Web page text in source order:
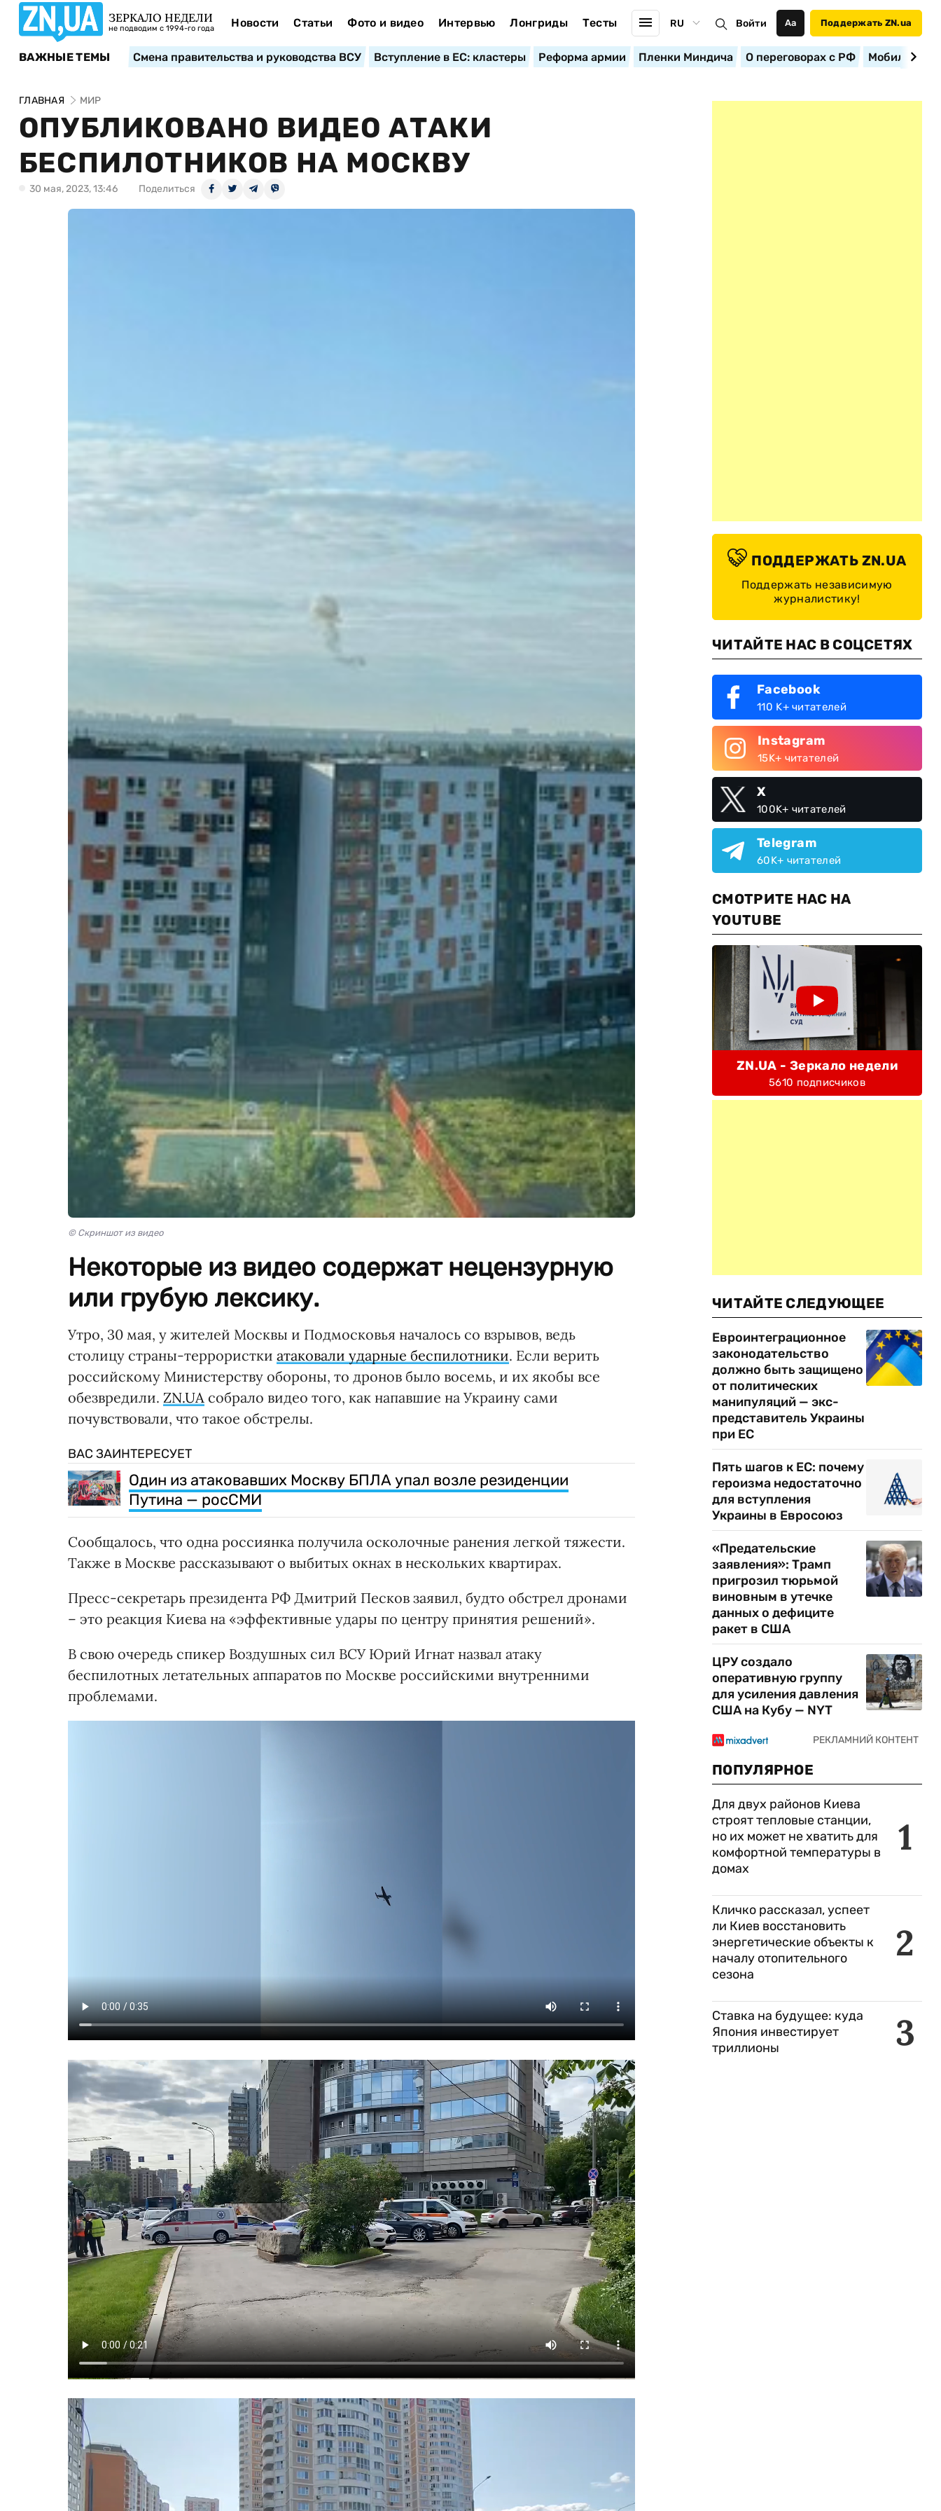
ЗЕРКАЛО НЕДЕЛИ
не подводим с 1994-го года Новости Статьи Фото и видео Интервью Лонгриды Тесты RU Войти Аа Поддержать ZN.ua
ВАЖНЫЕ ТЕМЫ Смена правительства и руководства ВСУ Вступление в ЕС: кластеры Реформа армии Пленки Миндича О переговорах с РФ
ГЛАВНАЯ МИР
ОПУБЛИКОВАНО ВИДЕО АТАКИ
БЕСПИЛОТНИКОВ НА МОСКВУ
30 мая, 2023, 13:46 Поделиться
© Скриншот из видео
Некоторые из видео содержат нецензурную
или грубую лексику.
Утро, 30 мая, у жителей Москвы и Подмосковья началось со взрывов, ведь
столицу страны-террористки атаковали ударные беспилотники. Если верить
российскому Министерству обороны, то дронов было восемь, и их якобы все
обезвредили. ZN.UA собрало видео того, как напавшие на Украину сами
почувствовали, что такое обстрелы.
ВАС ЗАИНТЕРЕСУЕТ
Один из атаковавших Москву БПЛА упал возле резиденции
Путина — росСМИ
Сообщалось, что одна россиянка получила осколочные ранения легкой тяжести.
Также в Москве рассказывают о выбитых окнах в нескольких квартирах.
Пресс-секретарь президента РФ Дмитрий Песков заявил, будто обстрел дронами
– это реакция Киева на «эффективные удары по центру принятия решений».
В свою очередь спикер Воздушных сил ВСУ Юрий Игнат назвал атаку
беспилотных летательных аппаратов по Москве российскими внутренними
проблемами.
ПОДДЕРЖАТЬ ZN.UA
Поддержать независимую
журналистику!
ЧИТАЙТЕ НАС В СОЦСЕТЯХ
Facebook
110 K+ читателей
Instagram
15K+ читателей
X
100K+ читателей
Telegram
60K+ читателей
СМОТРИТЕ НАС НА
YOUTUBE
ZN.UA - Зеркало недели
5610 подписчиков
ЧИТАЙТЕ СЛЕДУЮЩЕЕ
Евроинтеграционное
законодательство
должно быть защищено
от политических
манипуляций — экс-
представитель Украины
при ЕС
Пять шагов к ЕС: почему
героизма недостаточно
для вступления
Украины в Евросоюз
«Предательские
заявления»: Трамп
пригрозил тюрьмой
виновным в утечке
данных о дефиците
ракет в США
ЦРУ создало
оперативную группу
для усиления давления
США на Кубу — NYT
ПОПУЛЯРНОЕ
1
Для двух районов Киева
строят тепловые станции,
но их может не хватить для
комфортной температуры в
домах
2
Кличко рассказал, успеет
ли Киев восстановить
энергетические объекты к
началу отопительного
сезона
3
Ставка на будущее: куда
Япония инвестирует
триллионы